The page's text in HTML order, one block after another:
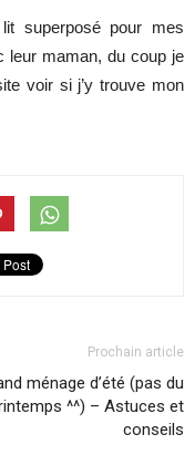
superposé pour mes
leur maman, du coup je
voir si j’y trouve mon
Prochain article
ménage d’été (pas du
^^) – Astuces et
conseils